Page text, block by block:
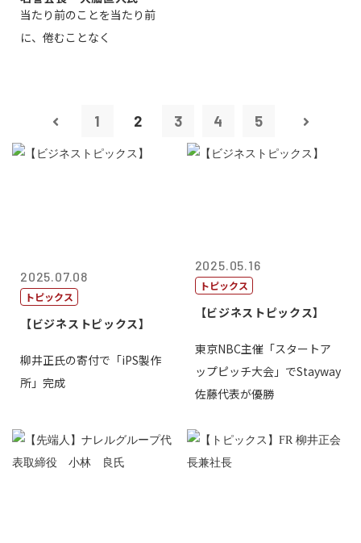
当たり前のことを当たり前
に、倦むことなく
1 2 3 4 5
2025.07.08
トピックス
【ビジネストピックス】
柳井正氏の寄付で「iPS製作
所」完成
2025.05.16
トピックス
【ビジネストピックス】
東京NBC主催「スタートア
ップピッチ大会」でStayway
佐藤代表が優勝